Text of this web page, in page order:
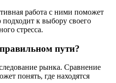
работа с ними поможет
подходит к выбору своего
стресса.
пути?
рынка. Сравнение
понять, где находятся